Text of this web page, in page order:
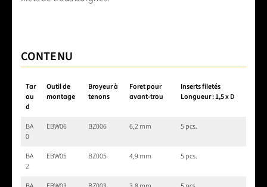
CONTENU
Tar
au
d
Outil de
montage
Broyeur à
tenons
Foret pour
avant-trou
Inserts filetés
Longueur : 1,5 x D
BA
0
EBW06 BZ006 6,2 mm 5 pcs.
BA
2
EBW05 BZ005 4,9 mm 5 pcs.